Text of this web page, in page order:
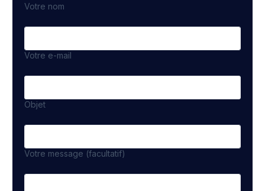
Votre nom
Votre e-mail
Objet
Votre message (facultatif)